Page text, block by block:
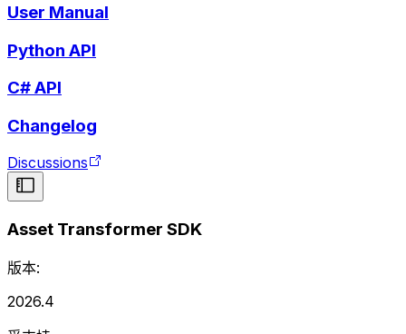
User Manual
Python API
C# API
Changelog
Discussions
Asset Transformer SDK
版本:
2026.4